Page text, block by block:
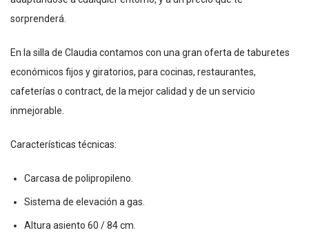
sorprenderá.
En la silla de Claudia contamos con una gran oferta de taburetes
económicos fijos y giratorios, para cocinas, restaurantes,
cafeterías o contract, de la mejor calidad y de un servicio
inmejorable.
Características técnicas:
Carcasa de polipropileno.
Sistema de elevación a gas.
Altura asiento 60 / 84 cm.